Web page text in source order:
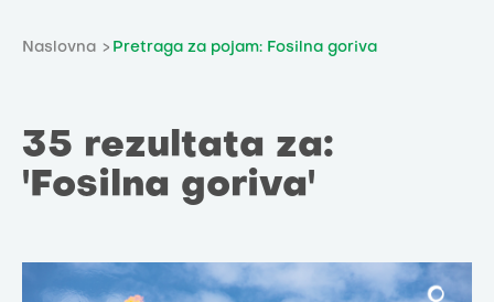
Naslovna Pretraga za pojam: Fosilna goriva
35 rezultata za:
'Fosilna goriva'